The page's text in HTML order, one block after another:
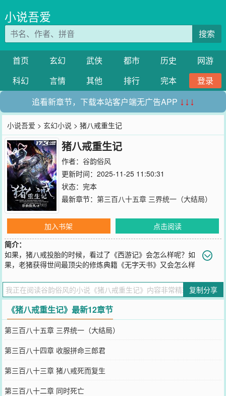
小说吾爱
搜索
首页 玄幻 武侠 都市 历史
网游
科幻
言情 其他 排行 完本
登录
追看新章节，下载本站客户端无广告APP ↓↓↓
小说吾爱 >玄幻小说 > 猪八戒重生记
猪八戒重生记
作者： 谷韵俗风
更新时间：2025-11-25 11:50:31
状态：完本
最新章节： 第三百八十五章 三界统一（大结局）
加入书架
点击阅读
简介：
如果，猪八戒投胎的时候，看过了《西游记》会怎么样呢？如
果，老猪获得世间最顶尖的修炼典籍《无字天书》又会怎么样
箭双雕呀！嫦娥美眉？洗白白等着俺老猪哟！高小姐，为你我抢夺如
来的宝贝！弱水妹妹，嫁给我吧！孙猴子，你不就是有根可大可小的
棍子，老猪却有昊天锤，神兵利器，两万三百斤，我宣布以后你是我
的小弟了！以后西游的主角是我，一边泡妞，
您要是觉得《
猪八戒重生记 》还不错的话请不要忘记向您QQ群和微博
微信里的朋友推荐哦！
复制分享
《猪八戒重生记》最新12章节
第三百八十五章 三界统一（大结局）
第三百八十四章 收服拼命三郎君
第三百八十三章 猪八戒死而复生
第三百八十二章 同时死亡